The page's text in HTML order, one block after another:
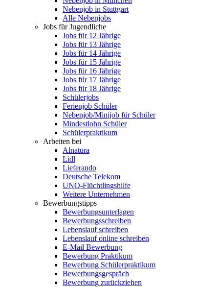
Nebenjob in Stuttgart
Alle Nebenjobs
Jobs für Jugendliche
Jobs für 12 Jährige
Jobs für 13 Jährige
Jobs für 14 Jährige
Jobs für 15 Jährige
Jobs für 16 Jährige
Jobs für 17 Jährige
Jobs für 18 Jährige
Schülerjobs
Ferienjob Schüler
Nebenjob/Minijob für Schüler
Mindestlohn Schüler
Schülerpraktikum
Arbeiten bei
Alnatura
Lidl
Lieferando
Deutsche Telekom
UNO-Flüchtlingshilfe
Weitere Unternehmen
Bewerbungstipps
Bewerbungsunterlagen
Bewerbungsschreiben
Lebenslauf schreiben
Lebenslauf online schreiben
E-Mail Bewerbung
Bewerbung Praktikum
Bewerbung Schülerpraktikum
Bewerbungsgespräch
Bewerbung zurückziehen